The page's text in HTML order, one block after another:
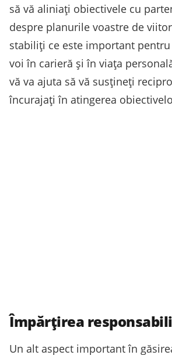
să vă aliniați obiectivele cu
despre planurile voastre de
stabiliți ce este important
voi în carieră și în viața
vă va ajuta să vă susțineți
încurajați în atingerea
Împărțirea
Un alt aspect important în